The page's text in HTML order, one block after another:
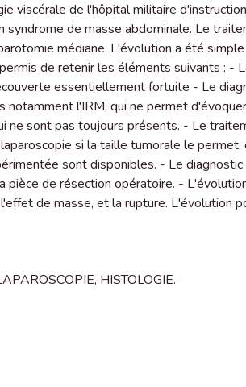
viscérale de l'hôpital militaire
de masse abdominale. Le
médiane. L'évolution a été
de retenir les éléments suivants : -
essentiellement fortuite - Le
l'IRM, qui ne permet
ne sont pas toujours présents. - Le
si la taille tumorale le permet,
sont disponibles. - Le
pièce de résection opératoire. -
de masse, et la rupture. L'évolution
, HISTOLOGIE.